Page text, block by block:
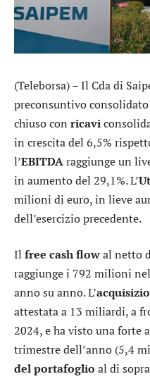
(Teleborsa) – Il Cda di
preconsuntivo consolidato
chiuso con ricavi
in crescita del 6,5%
l’EBITDAraggiunge un
in aumento del 29,1%. L’
milioni di euro, in lieve
dell’esercizio precedente.
Il free cash flowal netto
raggiunge i 792 milioni
anno su anno. L’
attestata a 13 miliardi, a
2024, e ha visto una forte
trimestre dell’anno (5,4
del portafoglio al di